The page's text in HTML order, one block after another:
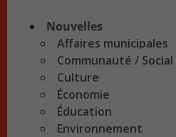
Nouvelles
Affaires municipales
Communauté / Social
Culture
Économie
Éducation
Environnement